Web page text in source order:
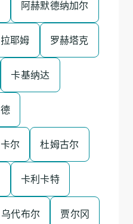
阿赫默德纳加尔
耶姆 罗赫塔克
卡基纳达
尔 杜姆古尔
卡利卡特
乌代布尔 贾尔冈